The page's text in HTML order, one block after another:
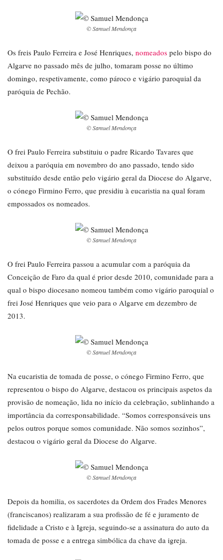
© Samuel Mendonça
Os freis Paulo Ferreira e José Henriques, nomeados pelo bispo do
Algarve no passado mês de julho, tomaram posse no último
domingo, respetivamente, como pároco e vigário paroquial da
paróquia de Pechão.
© Samuel Mendonça
O frei Paulo Ferreira substituiu o padre Ricardo Tavares que
deixou a paróquia em novembro do ano passado, tendo sido
substituído desde então pelo vigário geral da Diocese do Algarve,
o cónego Firmino Ferro, que presidiu à eucaristia na qual foram
empossados os nomeados.
© Samuel Mendonça
O frei Paulo Ferreira passou a acumular com a paróquia da
Conceição de Faro da qual é prior desde 2010, comunidade para a
qual o bispo diocesano nomeou também como vigário paroquial o
frei José Henriques que veio para o Algarve em dezembro de
2013.
© Samuel Mendonça
Na eucaristia de tomada de posse, o cónego Firmino Ferro, que
representou o bispo do Algarve, destacou os principais aspetos da
provisão de nomeação, lida no início da celebração, sublinhando a
importância da corresponsabilidade. “Somos corresponsáveis uns
pelos outros porque somos comunidade. Não somos sozinhos”,
destacou o vigário geral da Diocese do Algarve.
© Samuel Mendonça
Depois da homilia, os sacerdotes da Ordem dos Frades Menores
(franciscanos) realizaram a sua profissão de fé e juramento de
fidelidade a Cristo e à Igreja, seguindo-se a assinatura do auto da
tomada de posse e a entrega simbólica da chave da igreja.